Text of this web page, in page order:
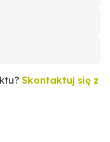
Skontaktuj się z